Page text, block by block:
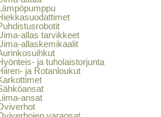
allas tarvikkeet
allaskemikaalit
ja tuholaistorjunta
ja Rotanloukut
ansat